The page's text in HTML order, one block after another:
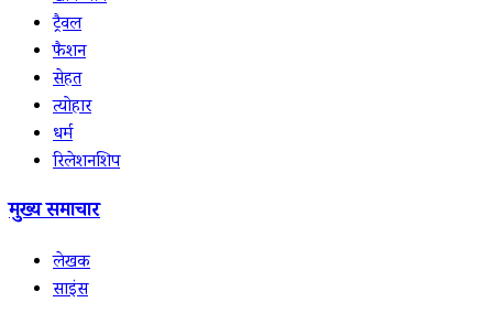
ट्रैवल
फैशन
सेहत
त्योहार
धर्म
रिलेशनशिप
मुख्य समाचार
लेखक
साइंस